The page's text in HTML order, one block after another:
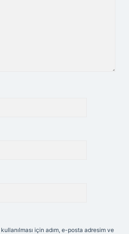
için adım, e-posta adresim ve